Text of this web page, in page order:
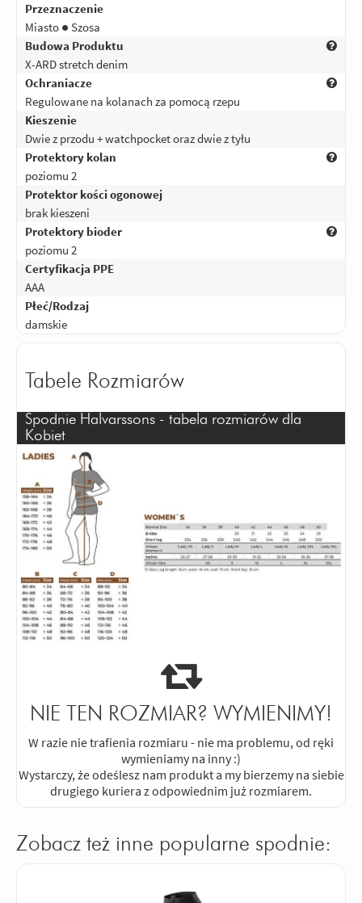
Przeznaczenie
Miasto ● Szosa
Budowa Produktu
X-ARD stretch denim
Ochraniacze
Regulowane na kolanach za pomocą rzepu
Kieszenie
Dwie z przodu + watchpocket oraz dwie z tyłu
Protektory kolan
poziomu 2
Protektor kości ogonowej
brak kieszeni
Protektory bioder
poziomu 2
Certyfikacja PPE
AAA
Płeć/Rodzaj
damskie
Tabele Rozmiarów
Spodnie Halvarssons - tabela rozmiarów dla
Kobiet
NIE TEN ROZMIAR? WYMIENIMY!
W razie nie trafienia rozmiaru - nie ma problemu, od ręki
wymieniamy na inny :)
Wystarczy, że odeślesz nam produkt a my bierzemy na siebie
drugiego kuriera z odpowiednim już rozmiarem.
Zobacz też inne popularne spodnie: